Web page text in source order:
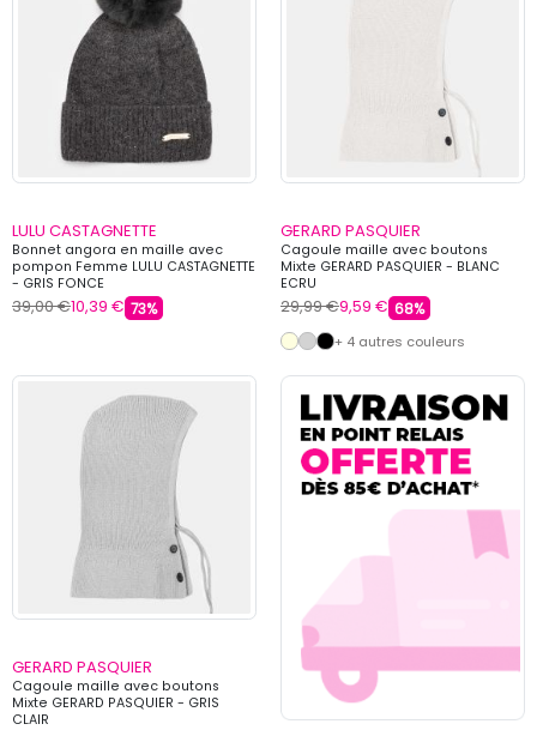
LULU CASTAGNETTE
Bonnet angora en maille avec
pompon Femme LULU CASTAGNETTE
- GRIS FONCE
39,00 €10,39 € 73%
GERARD PASQUIER
Cagoule maille avec boutons
Mixte GERARD PASQUIER - BLANC
ECRU
29,99 €9,59 € 68%
+ 4 autres couleurs
GERARD PASQUIER
Cagoule maille avec boutons
Mixte GERARD PASQUIER - GRIS
CLAIR